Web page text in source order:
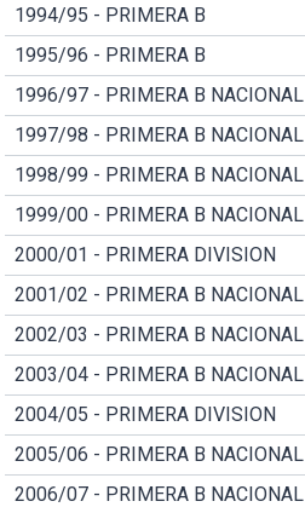
1994/95 - PRIMERA B
1995/96 - PRIMERA B
1996/97 - PRIMERA B NACIONAL
1997/98 - PRIMERA B NACIONAL
1998/99 - PRIMERA B NACIONAL
1999/00 - PRIMERA B NACIONAL
2000/01 - PRIMERA DIVISION
2001/02 - PRIMERA B NACIONAL
2002/03 - PRIMERA B NACIONAL
2003/04 - PRIMERA B NACIONAL
2004/05 - PRIMERA DIVISION
2005/06 - PRIMERA B NACIONAL
2006/07 - PRIMERA B NACIONAL